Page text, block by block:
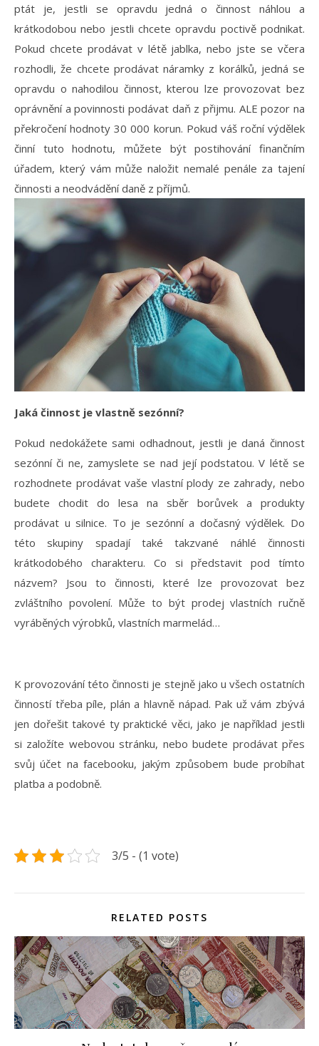
ptát je, jestli se opravdu jedná o činnost náhlou a
krátkodobou nebo jestli chcete opravdu poctivě podnikat.
Pokud chcete prodávat v létě jablka, nebo jste se včera
rozhodli, že chcete prodávat náramky z korálků, jedná se
opravdu o nahodilou činnost, kterou lze provozovat bez
oprávnění a povinnosti podávat daň z přijmu. ALE pozor na
překročení hodnoty 30 000 korun. Pokud váš roční výdělek
činní tuto hodnotu, můžete být postihování finančním
úřadem, který vám může naložit nemalé penále za tajení
činnosti a neodvádění daně z příjmů.
Jaká činnost je vlastně sezónní?
Pokud nedokážete sami odhadnout, jestli je daná činnost
sezónní či ne, zamyslete se nad její podstatou. V létě se
rozhodnete prodávat vaše vlastní plody ze zahrady, nebo
budete chodit do lesa na sběr borůvek a produkty
prodávat u silnice. To je sezónní a dočasný výdělek. Do
této skupiny spadají také takzvané náhlé činnosti
krátkodobého charakteru. Co si představit pod tímto
názvem? Jsou to činnosti, které lze provozovat bez
zvláštního povolení. Může to být prodej vlastních ručně
vyráběných výrobků, vlastních marmelád…
K provozování této činnosti je stejně jako u všech ostatních
činností třeba píle, plán a hlavně nápad. Pak už vám zbývá
jen dořešit takové ty praktické věci, jako je například jestli
si založíte webovou stránku, nebo budete prodávat přes
svůj účet na facebooku, jakým způsobem bude probíhat
platba a podobně.
3/5 - (1 vote)
RELATED POSTS